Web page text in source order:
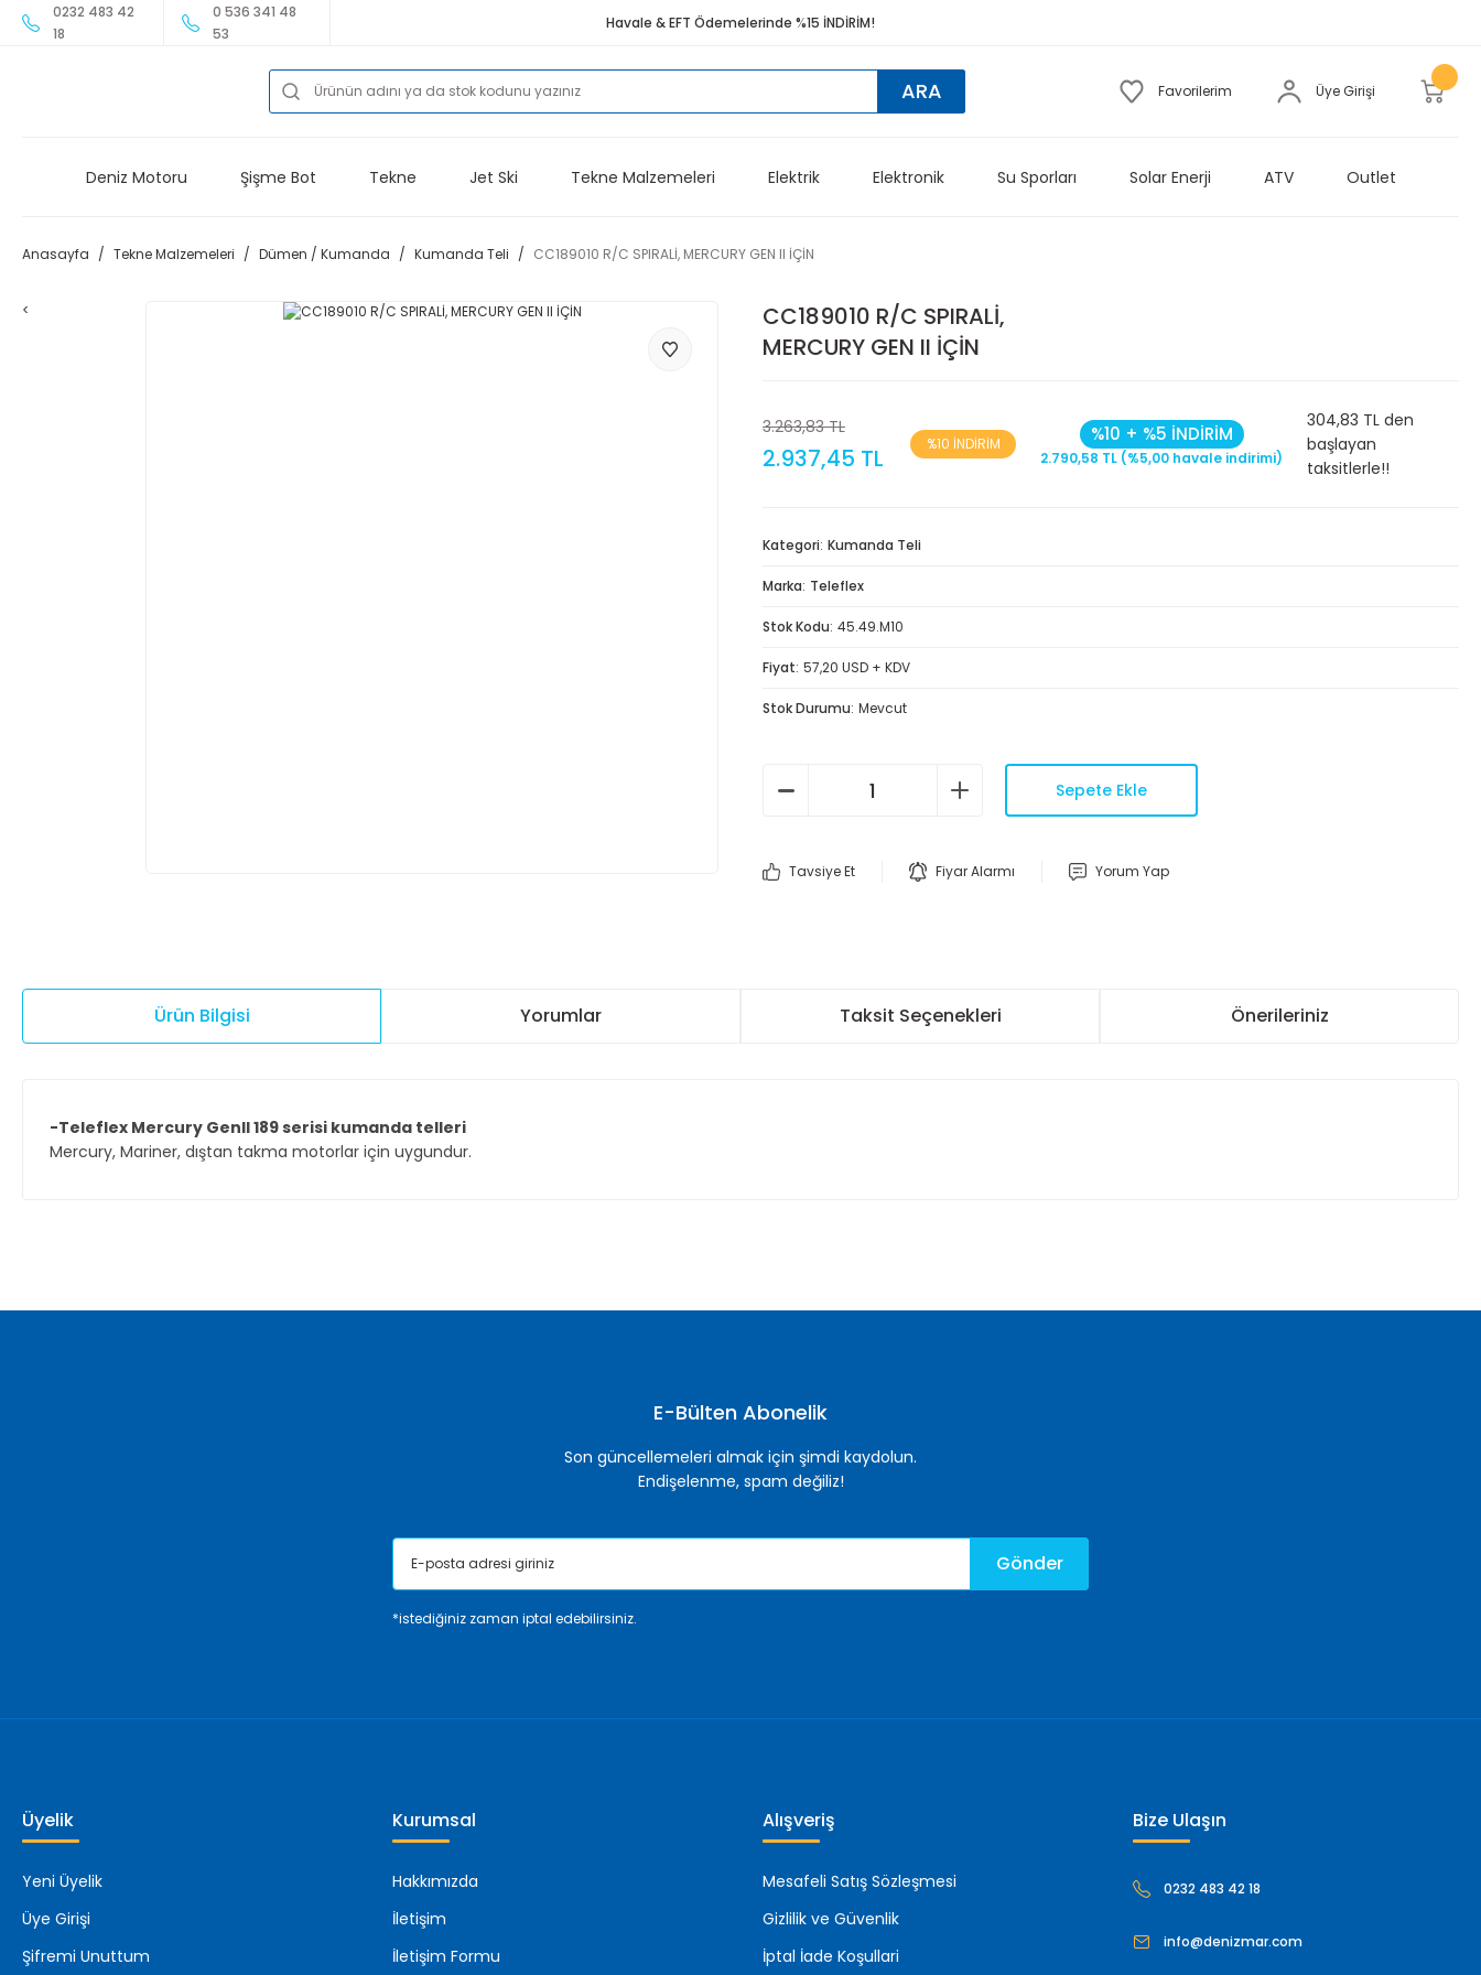
0232 483 42
18
0 536 341 48
53
Havale & EFT Ödemelerinde %15 İNDİRİM!
ARA Favorilerim Üye Girişi
Deniz Motoru Şişme Bot Tekne Jet Ski Tekne Malzemeleri Elektrik Elektronik Su Sporları Solar Enerji ATV Outlet
Anasayfa Tekne Malzemeleri Dümen / Kumanda Kumanda Teli CC189010 R/C SPIRALİ, MERCURY GEN II İÇİN
<
CC189010 R/C SPIRALİ,
MERCURY GEN II İÇİN
3.263,83 TL
2.937,45 TL %10 İNDİRİM %10 + %5 İNDİRİM
2.790,58 TL (%5,00 havale indirimi)
304,83 TL den
başlayan
taksitlerle!!
Kategori Kumanda Teli
Marka Teleflex
Stok Kodu 45.49.M10
Fiyat 57,20 USD + KDV
Stok Durumu Mevcut
Sepete Ekle
Tavsiye Et Fiyar Alarmı Yorum Yap
Ürün Bilgisi Yorumlar Taksit Seçenekleri Önerileriniz
-Teleflex Mercury GenII 189 serisi kumanda telleri
Mercury, Mariner, dıştan takma motorlar için uygundur.
E-Bülten Abonelik
Son güncellemeleri almak için şimdi kaydolun.
Endişelenme, spam değiliz!
Gönder
*istediğiniz zaman iptal edebilirsiniz.
Üyelik
Yeni Üyelik
Üye Girişi
Şifremi Unuttum
Kurumsal
Hakkımızda
İletişim
İletişim Formu
Alışveriş
Mesafeli Satış Sözleşmesi
Gizlilik ve Güvenlik
İptal İade Koşullari
Bize Ulaşın
0232 483 42 18
info@denizmar.com